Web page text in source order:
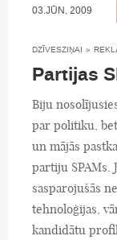
03.JŪN, 2009
DZĪVESZIŅAI »
Partijas
Biju
par politiku,
un mājās
partiju SPAMs.
sasparojušās
tehnoloģijas,
kandidātu